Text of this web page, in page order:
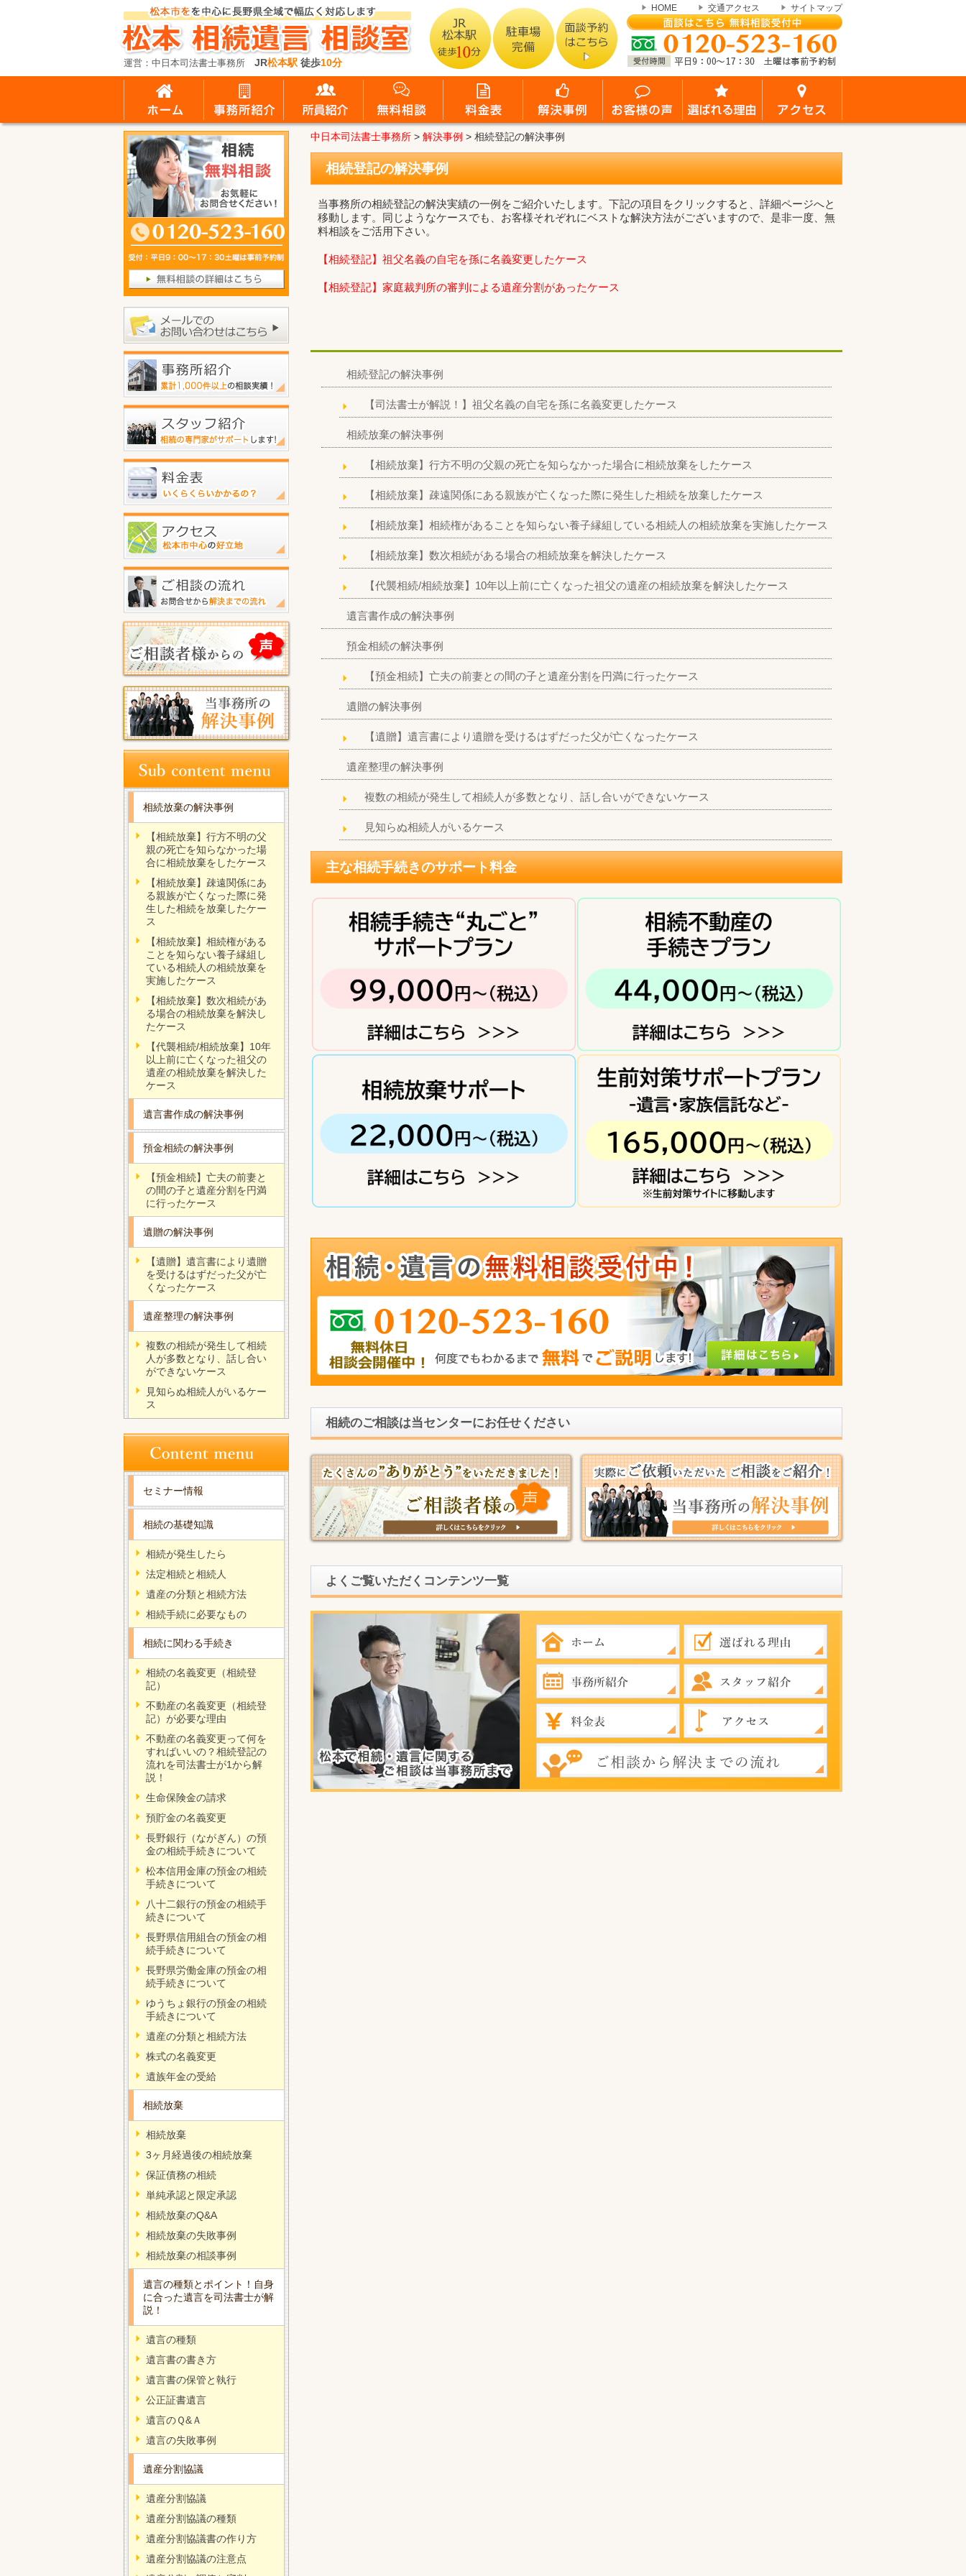
運営：中日本司法書士事務所 JR松本駅 徒歩10分
HOME 交通アクセス サイトマップ
中日本司法書士事務所 > 解決事例 > 相続登記の解決事例
相続登記の解決事例
当事務所の相続登記の解決実績の一例をご紹介いたします。下記の項目をクリックすると、詳細ページへと
移動します。同じようなケースでも、お客様それぞれにベストな解決方法がございますので、是非一度、無
料相談をご活用下さい。
【相続登記】祖父名義の自宅を孫に名義変更したケース
【相続登記】家庭裁判所の審判による遺産分割があったケース
相続登記の解決事例
【司法書士が解説！】祖父名義の自宅を孫に名義変更したケース
相続放棄の解決事例
【相続放棄】行方不明の父親の死亡を知らなかった場合に相続放棄をしたケース
【相続放棄】疎遠関係にある親族が亡くなった際に発生した相続を放棄したケース
【相続放棄】相続権があることを知らない養子縁組している相続人の相続放棄を実施したケース
【相続放棄】数次相続がある場合の相続放棄を解決したケース
【代襲相続/相続放棄】10年以上前に亡くなった祖父の遺産の相続放棄を解決したケース
遺言書作成の解決事例
預金相続の解決事例
【預金相続】亡夫の前妻との間の子と遺産分割を円満に行ったケース
遺贈の解決事例
【遺贈】遺言書により遺贈を受けるはずだった父が亡くなったケース
遺産整理の解決事例
複数の相続が発生して相続人が多数となり、話し合いができないケース
見知らぬ相続人がいるケース
主な相続手続きのサポート料金
相続のご相談は当センターにお任せください
よくご覧いただくコンテンツ一覧
相続放棄の解決事例
【相続放棄】行方不明の父
親の死亡を知らなかった場
合に相続放棄をしたケース
【相続放棄】疎遠関係にあ
る親族が亡くなった際に発
生した相続を放棄したケー
ス
【相続放棄】相続権がある
ことを知らない養子縁組し
ている相続人の相続放棄を
実施したケース
【相続放棄】数次相続があ
る場合の相続放棄を解決し
たケース
【代襲相続/相続放棄】10年
以上前に亡くなった祖父の
遺産の相続放棄を解決した
ケース
遺言書作成の解決事例
預金相続の解決事例
【預金相続】亡夫の前妻と
の間の子と遺産分割を円満
に行ったケース
遺贈の解決事例
【遺贈】遺言書により遺贈
を受けるはずだった父が亡
くなったケース
遺産整理の解決事例
複数の相続が発生して相続
人が多数となり、話し合い
ができないケース
見知らぬ相続人がいるケー
ス
セミナー情報
相続の基礎知識
相続が発生したら
法定相続と相続人
遺産の分類と相続方法
相続手続に必要なもの
相続に関わる手続き
相続の名義変更（相続登
記）
不動産の名義変更（相続登
記）が必要な理由
不動産の名義変更って何を
すればいいの？相続登記の
流れを司法書士が1から解
説！
生命保険金の請求
預貯金の名義変更
長野銀行（ながぎん）の預
金の相続手続きについて
松本信用金庫の預金の相続
手続きについて
八十二銀行の預金の相続手
続きについて
長野県信用組合の預金の相
続手続きについて
長野県労働金庫の預金の相
続手続きについて
ゆうちょ銀行の預金の相続
手続きについて
遺産の分類と相続方法
株式の名義変更
遺族年金の受給
相続放棄
相続放棄
3ヶ月経過後の相続放棄
保証債務の相続
単純承認と限定承認
相続放棄のQ&A
相続放棄の失敗事例
相続放棄の相談事例
遺言の種類とポイント！自身
に合った遺言を司法書士が解
説！
遺言の種類
遺言書の書き方
遺言書の保管と執行
公正証書遺言
遺言のＱ&Ａ
遺言の失敗事例
遺産分割協議
遺産分割協議
遺産分割協議の種類
遺産分割協議書の作り方
遺産分割協議の注意点